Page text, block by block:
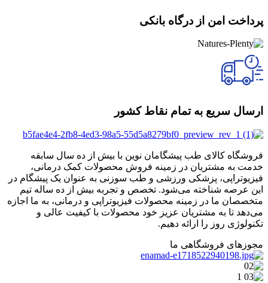
پرداخت امن از درگاه بانکی
ارسال سریع به تمام نقاط کشور
فروشگاه کالای طب پیشگامان نوین با بیش از ده سال سابقه
خدمت به مشتریان در زمینه فروش محصولات کمک درمانی،
فیزیوتراپی، پزشکی ورزشی و طب سوزنی به عنوان یک پیشگام در
این عرصه شناخته می‌شود. تخصص و تجربه بیش از ده ساله تیم
متخصصان ما در زمینه محصولات فیزیوتراپی و درمانی، به ما اجازه
می‌دهد تا به مشتریان عزیز خود محصولات با کیفیت عالی و
تکنولوژی روز را ارائه دهیم.
مجوزهای فروشگاهی ما